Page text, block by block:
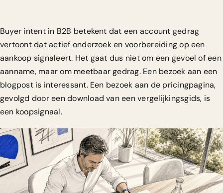
Buyer intent in B2B betekent dat een account gedrag
vertoont dat actief onderzoek en voorbereiding op een
aankoop signaleert. Het gaat dus niet om een gevoel of een
aanname, maar om meetbaar gedrag. Een bezoek aan een
blogpost is interessant. Een bezoek aan de pricingpagina,
gevolgd door een download van een vergelijkingsgids, is
een koopsignaal.